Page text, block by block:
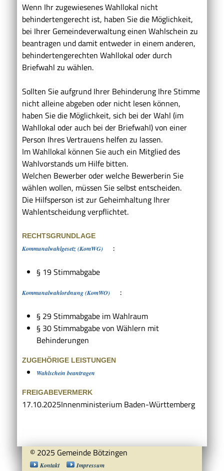
Wenn Ihr zugewiesenes Wahllokal nicht
behindertengerecht ist, haben Sie die Möglichkeit,
bei Ihrer Gemeindeverwaltung einen Wahlschein zu
beantragen und damit entweder in einem anderen,
behindertengerechten Wahllokal oder durch
Briefwahl zu wählen.
Sollten Sie aufgrund Ihrer Behinderung Ihre Stimme
nicht alleine abgeben oder nicht lesen können,
haben Sie die Möglichkeit, sich bei der Wahl (im
Wahllokal oder auch bei der Briefwahl) von einer
Person Ihres Vertrauens helfen zu lassen.
Im Wahllokal können Sie auch ein Mitglied des
Wahlvorstands um Hilfe bitten.
Welchen Bewerber oder welche Bewerberin Sie
wählen wollen, müssen Sie selbst entscheiden.
Die Hilfsperson ist zur Geheimhaltung Ihrer
Wahlentscheidung verpflichtet.
RECHTSGRUNDLAGE
Kommunalwahlgesetz (KomWG)
:
§ 19 Stimmabgabe
Kommunalwahlordnung (KomWO)
:
§ 29 Stimmabgabe im Wahlraum
§ 30 Stimmabgabe von Wählern mit
Behinderungen
ZUGEHÖRIGE LEISTUNGEN
Wahlschein beantragen
FREIGABEVERMERK
17.10.2025Innenministerium Baden-Württemberg
© 2025 Gemeinde Bötzingen
Kontakt Impressum